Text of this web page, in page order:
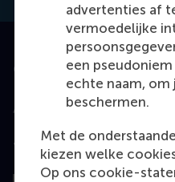
advertenties af
vermoedelijke
een
echte naam, om
beschermen.
Met de
kiezen welke
Op ons cookie-
Geaccrediteerd door
Top gerangschikt